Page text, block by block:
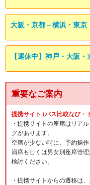
大阪・京都－横浜・東京
【運休中】神戸・大阪
重要なご案内
提携サイト (バス比較なび・
・提携サイトの座席はリア
グがあります。
空席が少ない時に、予約操
満席もしくは男女別座席管
検討ください。
・提携サイトからの遷移は